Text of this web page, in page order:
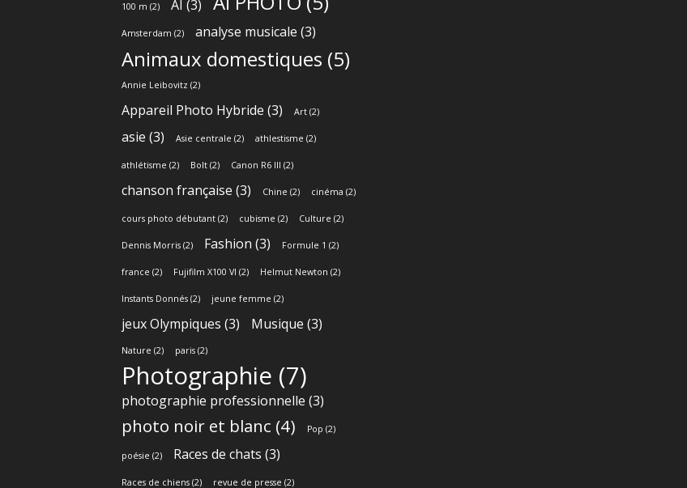
100 m (2) AI (3)
Amsterdam (2) analyse musicale (3)
Animaux domestiques (5)
Annie Leibovitz (2)
Appareil Photo Hybride (3) Art (2)
asie (3) Asie centrale (2) athlestisme (2)
athlétisme (2) Bolt (2) Canon R6 III (2)
chanson française (3) Chine (2) cinéma (2)
cours photo débutant (2) cubisme (2) Culture (2)
Dennis Morris (2) Fashion (3) Formule 1 (2)
france (2) Fujifilm X100 VI (2) Helmut Newton (2)
Instants Donnés (2) jeune femme (2)
jeux Olympiques (3) Musique (3)
Nature (2) paris (2)
Photographie (7)
photographie professionnelle (3)
photo noir et blanc (4) Pop (2)
poésie (2) Races de chats (3)
Races de chiens (2) revue de presse (2)